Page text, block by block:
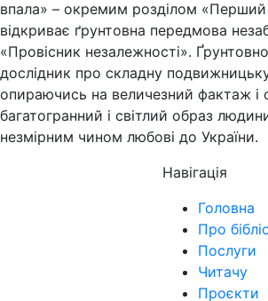
впала» – окремим розділом
відкриває ґрунтовна передмова
«Провісник незалежності».
дослідник про складну
опираючись на величезний фактаж і
багатогранний і світлий образ
незмірним чином любові до України.
Навігація
Головна
Про
Послуги
Читачу
Проєкти